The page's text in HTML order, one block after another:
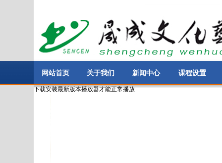
网站首页 关于我们 新闻中心 课程设置
下载安装最新版本播放器才能正常播放